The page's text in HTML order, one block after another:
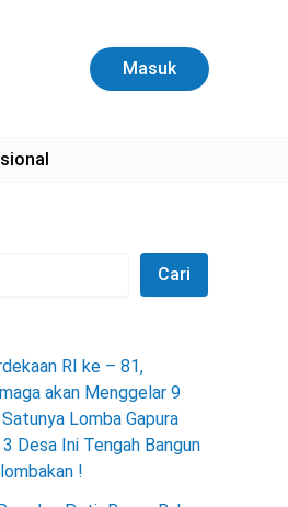
Masuk
Cari
RI ke – 81,
akan Menggelar 9
Lomba Gapura
Desa Ini Tengah Bangun
!